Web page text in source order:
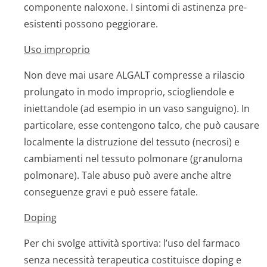
componente naloxone. I sintomi di astinenza pre-
esistenti possono peggiorare.
Uso improprio
Non deve mai usare ALGALT compresse a rilascio
prolungato in modo improprio, sciogliendole e
iniettandole (ad esempio in un vaso sanguigno). In
particolare, esse contengono talco, che può causare
localmente la distruzione del tessuto (necrosi) e
cambiamenti nel tessuto polmonare (granuloma
polmonare). Tale abuso può avere anche altre
conseguenze gravi e può essere fatale.
Doping
Per chi svolge attività sportiva: l’uso del farmaco
senza necessità terapeutica costituisce doping e